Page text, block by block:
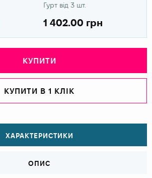
Гурт від 3 шт.
1 402.00 грн
КУПИТИ
КУПИТИ В 1 КЛІК
ХАРАКТЕРИСТИКИ
ОПИС